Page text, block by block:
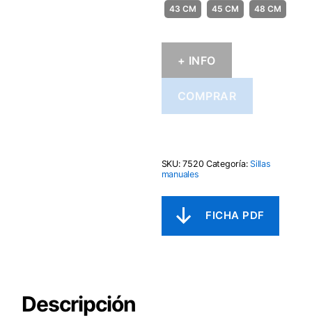
+ INFO
COMPRAR
SKU:7520 Categoría: Sillas
manuales
Descripción